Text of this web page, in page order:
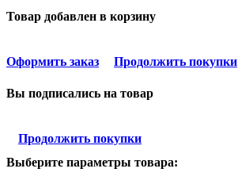
Товар добавлен в корзину
Оформить заказ Продолжить покупки
Вы подписались на товар
Продолжить покупки
Выберите параметры товара: